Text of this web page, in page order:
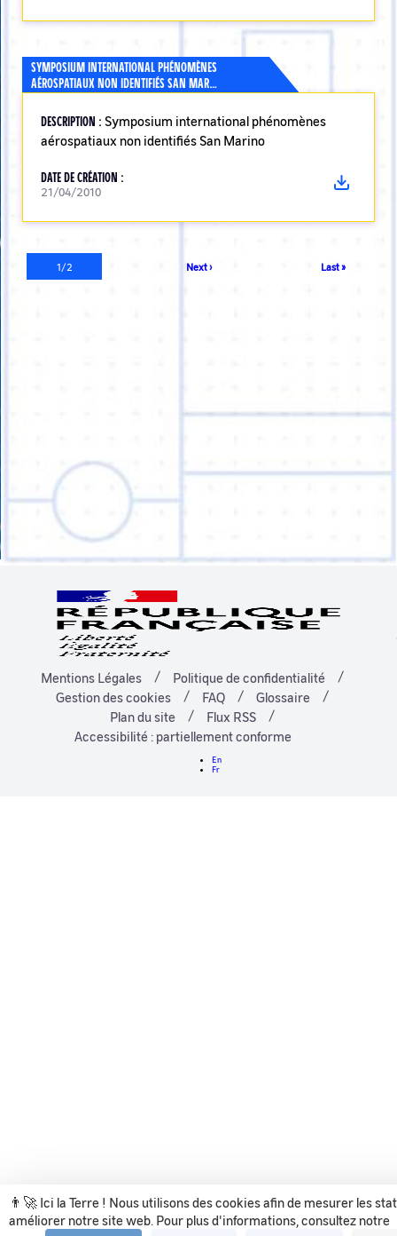
👨‍🚀 Ici la Terre ! Nous utilisons des cookies afin de mesurer les
améliorer notre site web. Pour plus d'informations, consultez notre
SYMPOSIUM INTERNATIONAL PHÉNOMÈNES
AÉROSPATIAUX NON IDENTIFIÉS SAN MAR…
DESCRIPTION : Symposium international phénomènes
aérospatiaux non identifiés San Marino
DATE DE CRÉATION :
21/04/2010
Pagination
Page
courante
1/2
Page
Next ›
Dernière
Last »
Mentions Légales
Politique de confidentialité
Gestion des cookies
FAQ
Glossaire
Plan du site
Flux RSS
Accessibilité : partiellement conforme
En
Fr